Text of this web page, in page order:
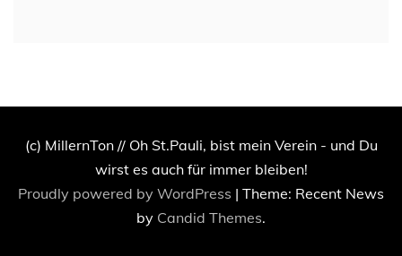
(c) MillernTon // Oh St.Pauli, bist mein Verein - und Du
wirst es auch für immer bleiben!
Proudly powered by WordPress | Theme: Recent News
by Candid Themes.